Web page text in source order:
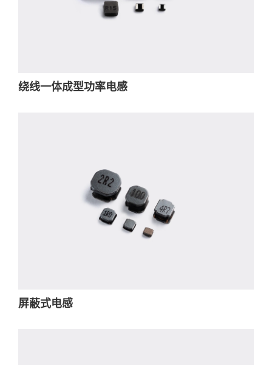
绕线一体成型功率电感
屏蔽式电感